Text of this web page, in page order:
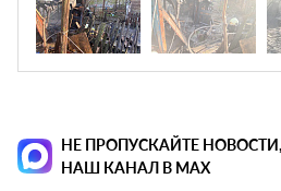
НЕ ПРОПУСКАЙТЕ
НАШ КАНАЛ В MAX